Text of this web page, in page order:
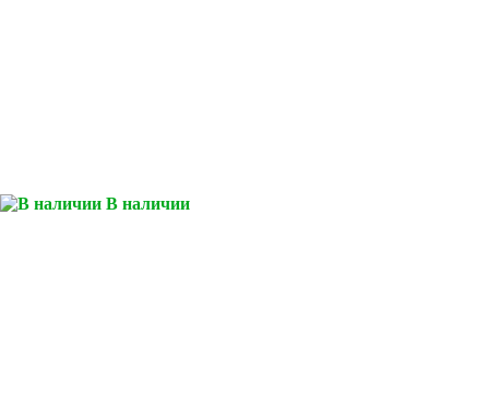
В наличии